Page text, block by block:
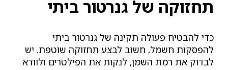
תחזוקה של גנרטור ביתי
כדי להבטיח פעולה תקינה של גנרטור ביתי
להפסקות חשמל, חשוב לבצע תחזוקה שוטפת. יש
לבדוק את רמת השמן, לנקות את הפילטרים ולוודא